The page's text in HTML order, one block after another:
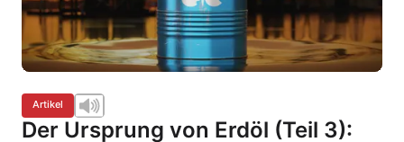
Artikel
Der Ursprung von Erdöl (Teil 3):